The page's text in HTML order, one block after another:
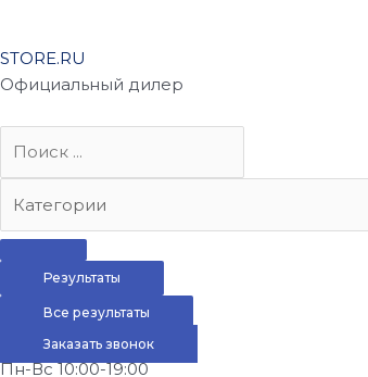
STORE.RU
Официальный дилер
Результаты
Все результаты
Заказать звонок
Пн-Вс 10:00-19:00